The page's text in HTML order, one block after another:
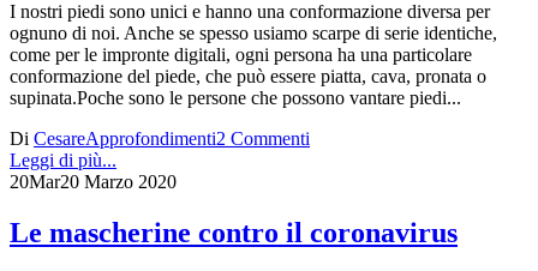
I nostri piedi sono unici e hanno una conformazione diversa per
ognuno di noi. Anche se spesso usiamo scarpe di serie identiche,
come per le impronte digitali, ogni persona ha una particolare
conformazione del piede, che può essere piatta, cava, pronata o
supinata.Poche sono le persone che possono vantare piedi...
Di CesareApprofondimenti2 Commenti
Leggi di più...
20Mar20 Marzo 2020
Le mascherine contro il coronavirus